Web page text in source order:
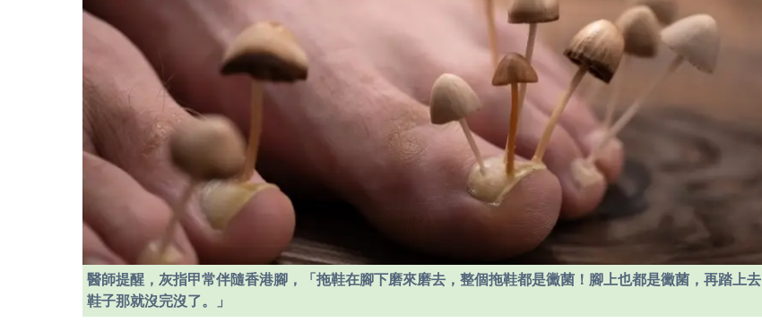
醫師提醒，灰指甲常伴隨香港腳，「拖鞋在腳下磨來磨去，整個拖鞋都是黴菌！腳上也都是黴菌，再踏上去
鞋子那就沒完沒了。」